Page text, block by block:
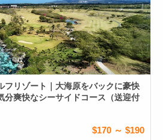
フリゾート｜大海原をバックに豪快
分爽快なシーサイドコース（送迎付
$170 ～ $190